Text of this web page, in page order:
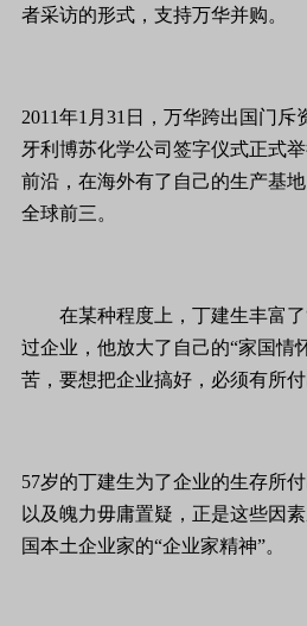
者采访的形式，支持万华并购。
2011年1月31日，万华跨出国门斥
牙利博苏化学公司签字仪式正式
前沿，在海外有了自己的生产基
全球前三。
在某种程度上，丁建生丰富了
过企业，他放大了自己的“家国情
苦，要想把企业搞好，必须有所
57岁的丁建生为了企业的生存所
以及魄力毋庸置疑，正是这些因
国本土企业家的“企业家精神”。